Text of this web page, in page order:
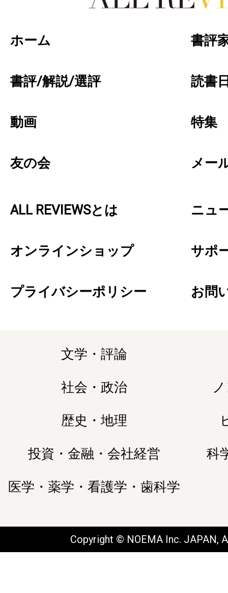
ホーム 書評
書評/解説/選評 読書
動画 特集
友の会 メー
ALL REVIEWSとは ニュ
オンラインショップ サポ
プライバシーポリシー お問
文学・評論
社会・政治
歴史・地理
投資・金融・会社経営 科
医学・薬学・看護学・歯科学
Copyright © NOEMA Inc. JAPAN,